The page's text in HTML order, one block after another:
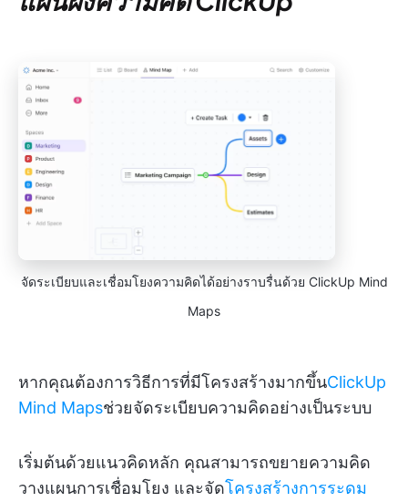
จัดระเบียบและเชื่อมโยงความคิดได้อย่างราบรื่นด้วย ClickUp Mind
Maps
หากคุณต้องการวิธีการที่มีโครงสร้างมากขึ้นClickUp
Mind Mapsช่วยจัดระเบียบความคิดอย่างเป็นระบบ
เริ่มต้นด้วยแนวคิดหลัก คุณสามารถขยายความคิด
วางแผนการเชื่อมโยง และจัดโครงสร้างการระดม